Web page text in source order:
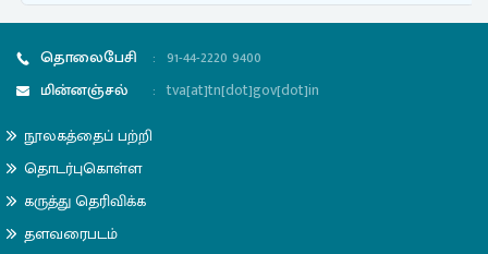
தொலைபேசி : 91-44-2220 9400
மின்னஞ்சல்
: tva[at]tn[dot]gov[dot]in
நூலகத்தைப் பற்றி
தொடர்புகொள்ள
கருத்து தெரிவிக்க
தளவரைபடம்